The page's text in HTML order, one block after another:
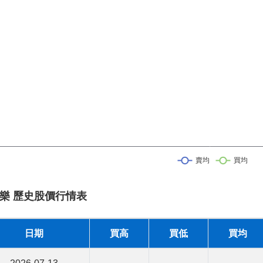
歷史股價行情表
日期 買高 買低 買均